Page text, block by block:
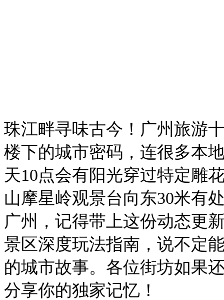
珠江畔寻味古今！广州旅游
楼下的城市密码，连很多本
天10点会有阳光穿过特定雕
山摩星岭观景台向东30米有
广州，记得带上这份动态更
景区深度玩法指南，说不定
的城市故事。各位街坊如果
分享你的独家记忆！